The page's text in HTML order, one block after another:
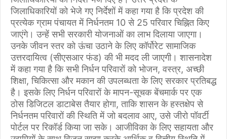
जिलाधिकारियों को भेजे गए निर्देशों में कहा गया है कि प्रदेश की
प्रत्येक ग्राम पंचायत में निर्धनतम 10 से 25 परिवार चिह्नित किए
जाएंगे। उन्हें सभी सरकारी योजनाओं का लाभ दिलाया जाएगा।
उनके जीवन स्तर को ऊंचा उठाने के लिए कॉर्पोरेट सामाजिक
उत्तरदायित्व (सीएसआर फंड) की भी मदद ली जाएगी। शासनादेश
में कहा गया है कि सभी निर्धन परिवारों को भोजन, वस्त्र, अच्छी
शिक्षा, चिकित्सा और मकान की उपलब्धता के लिए सरकार प्रतिबद्ध
है। इसके लिए निर्धन परिवारों के मापन-सूचक बेंचमार्क पर एक
ठोस डिजिटल डाटाबेस तैयार होगा, ताकि शासन के हस्तक्षेप से
निर्धनतम परिवारों की स्थिति में जो बदलाव आए, उसे जीरो पॉवर्टी
पोर्टल पर रिकॉर्ड किया जा सके। आजीविका के लिए सहायता और